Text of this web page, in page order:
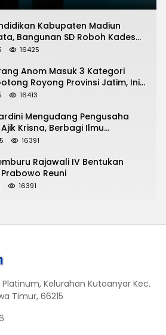
Kabupaten Madiun
Bangunan SD Roboh Kades
Bangun Pakai Dana Pribadi
16425
Anom Masuk 3 Kategori
Royong Provinsi Jatim, Ini
Sekda Trenggalek
16413
Mengudang Pengusaha
Krisna, Berbagi Ilmu
Pariwisata dan UMKM
16391
Rajawali IV Bentukan
Reuni
16391
Kelurahan Kutoanyar Kec.
Timur, 66215